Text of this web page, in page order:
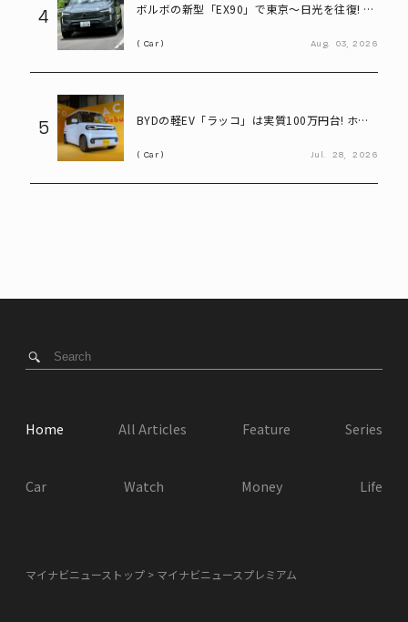
4
ボルボの新型「EX90」で東京～日光を往復! い
Car Aug. 03, 2026
5
BYDの軽EV「ラッコ」は実質100万円台! ホン
Car Jul. 28, 2026
Home All Articles Feature Series
Car Watch Money Life
マイナビニューストップ マイナビニュースプレミアム